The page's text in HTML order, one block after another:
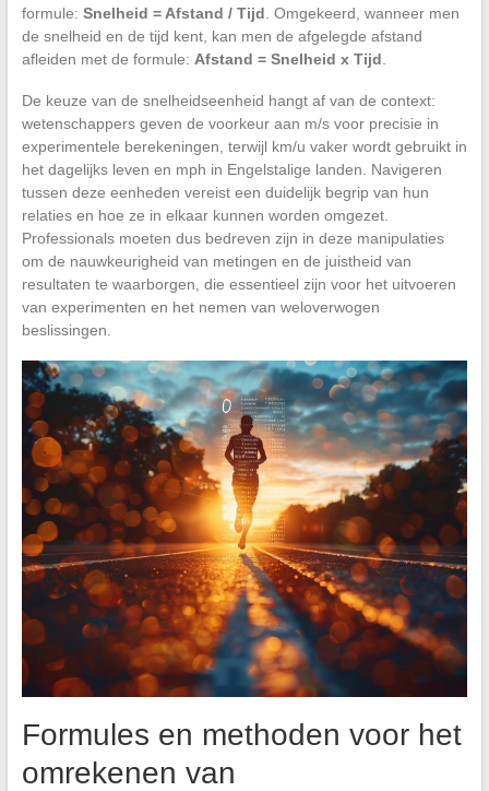
formule: Snelheid = Afstand / Tijd . Omgekeerd, wanneer men
de snelheid en de tijd kent, kan men de afgelegde afstand
afleiden met de formule: Afstand = Snelheid x Tijd
De keuze van de snelheidseenheid hangt af van de context:
wetenschappers geven de voorkeur aan m/s voor precisie in
experimentele berekeningen, terwijl km/u vaker wordt gebruikt in
het dagelijks leven en mph in Engelstalige landen. Navigeren
tussen deze eenheden vereist een duidelijk begrip van hun
relaties en hoe ze in elkaar kunnen worden omgezet.
Professionals moeten dus bedreven zijn in deze manipulaties
om de nauwkeurigheid van metingen en de juistheid van
resultaten te waarborgen, die essentieel zijn voor het uitvoeren
van experimenten en het nemen van weloverwogen
beslissingen.
Formules en methoden voor het
omrekenen van